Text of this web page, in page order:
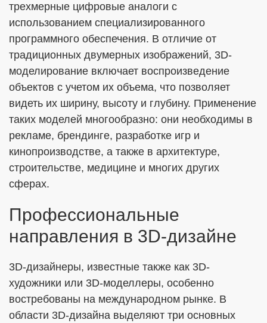
трехмерные цифровые аналоги с
использованием специализированного
программного обеспечения. В отличие от
традиционных двумерных изображений, 3D-
моделирование включает воспроизведение
объектов с учетом их объема, что позволяет
видеть их ширину, высоту и глубину. Применение
таких моделей многообразно: они необходимы в
рекламе, брендинге, разработке игр и
кинопроизводстве, а также в архитектуре,
строительстве, медицине и многих других
сферах.
Профессиональные
направления в 3D-дизайне
3D-дизайнеры, известные также как 3D-
художники или 3D-моделлеры, особенно
востребованы на международном рынке. В
области 3D-дизайна выделяют три основных